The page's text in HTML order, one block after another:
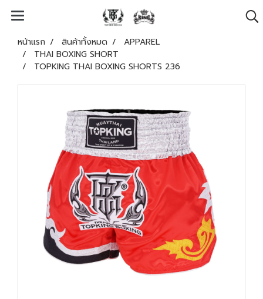
หน้าแรก สินค้าทั้งหมด
APPAREL
THAI BOXING SHORT
TOPKING THAI BOXING SHORTS 236